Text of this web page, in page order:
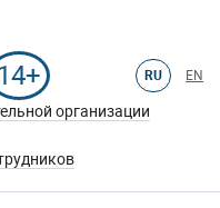
14+ RU EN
организации